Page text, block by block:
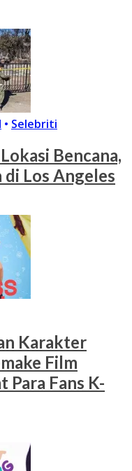
• Selebriti
Bencana,
di Los Angeles
Karakter
Film
Para Fans K-